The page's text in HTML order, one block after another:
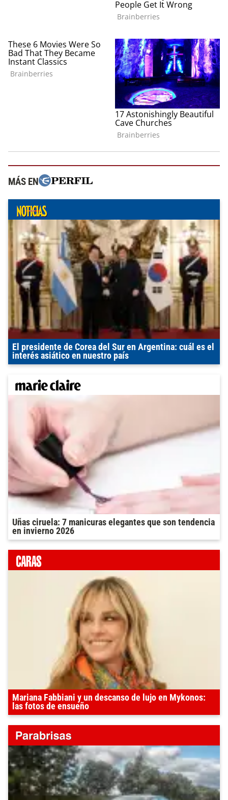
MÁS EN
El presidente de Corea del Sur en Argentina: cuál es el
interés asiático en nuestro país
Uñas ciruela: 7 manicuras elegantes que son tendencia
en invierno 2026
Mariana Fabbiani y un descanso de lujo en Mykonos:
las fotos de ensueño